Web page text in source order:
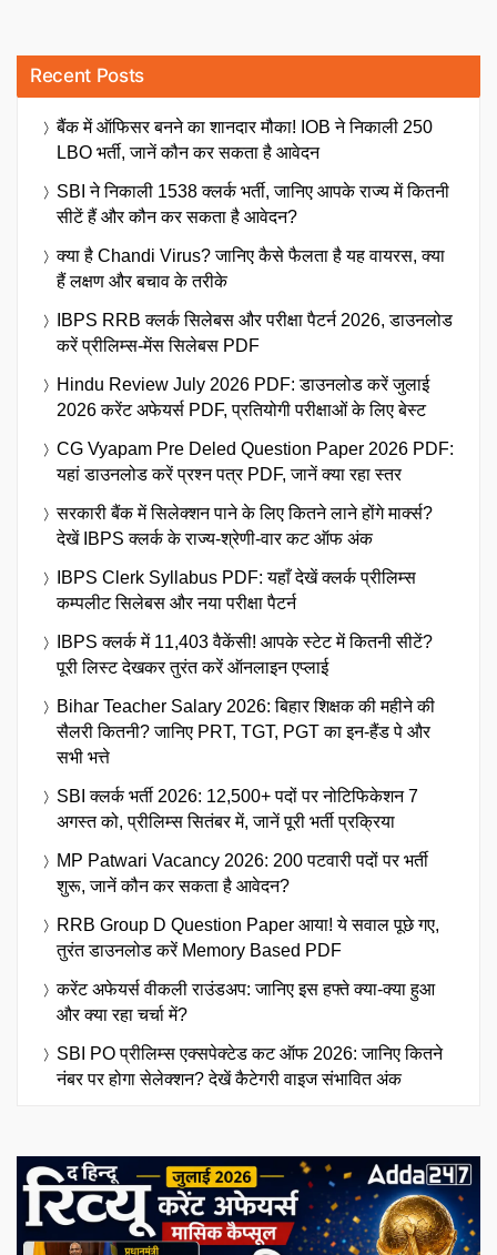
Recent Posts
बैंक में ऑफिसर बनने का शानदार मौका! IOB ने निकाली 250
LBO भर्ती, जानें कौन कर सकता है आवेदन
SBI ने निकाली 1538 क्लर्क भर्ती, जानिए आपके राज्य में कितनी
सीटें हैं और कौन कर सकता है आवेदन?
क्या है Chandi Virus? जानिए कैसे फैलता है यह वायरस, क्या
हैं लक्षण और बचाव के तरीके
IBPS RRB क्लर्क सिलेबस और परीक्षा पैटर्न 2026, डाउनलोड
करें प्रीलिम्स-मेंस सिलेबस PDF
Hindu Review July 2026 PDF: डाउनलोड करें जुलाई
2026 करेंट अफेयर्स PDF, प्रतियोगी परीक्षाओं के लिए बेस्ट
CG Vyapam Pre Deled Question Paper 2026 PDF:
यहां डाउनलोड करें प्रश्न पत्र PDF, जानें क्या रहा स्तर
सरकारी बैंक में सिलेक्शन पाने के लिए कितने लाने होंगे मार्क्स?
देखें IBPS क्लर्क के राज्य-श्रेणी-वार कट ऑफ अंक
IBPS Clerk Syllabus PDF: यहाँ देखें क्लर्क प्रीलिम्स
कम्पलीट सिलेबस और नया परीक्षा पैटर्न
IBPS क्लर्क में 11,403 वैकेंसी! आपके स्टेट में कितनी सीटें?
पूरी लिस्ट देखकर तुरंत करें ऑनलाइन एप्लाई
Bihar Teacher Salary 2026: बिहार शिक्षक की महीने की
सैलरी कितनी? जानिए PRT, TGT, PGT का इन-हैंड पे और
सभी भत्ते
SBI क्लर्क भर्ती 2026: 12,500+ पदों पर नोटिफिकेशन 7
अगस्त को, प्रीलिम्स सितंबर में, जानें पूरी भर्ती प्रक्रिया
MP Patwari Vacancy 2026: 200 पटवारी पदों पर भर्ती
शुरू, जानें कौन कर सकता है आवेदन?
RRB Group D Question Paper आया! ये सवाल पूछे गए,
तुरंत डाउनलोड करें Memory Based PDF
करेंट अफेयर्स वीकली राउंडअप: जानिए इस हफ्ते क्या-क्या हुआ
और क्या रहा चर्चा में?
SBI PO प्रीलिम्स एक्सपेक्टेड कट ऑफ 2026: जानिए कितने
नंबर पर होगा सेलेक्शन? देखें कैटेगरी वाइज संभावित अंक